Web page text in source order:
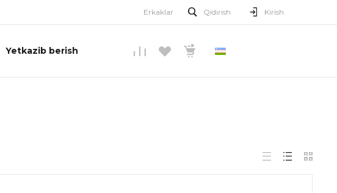
Erkaklar Qidirish Kirish
Yetkazib berish